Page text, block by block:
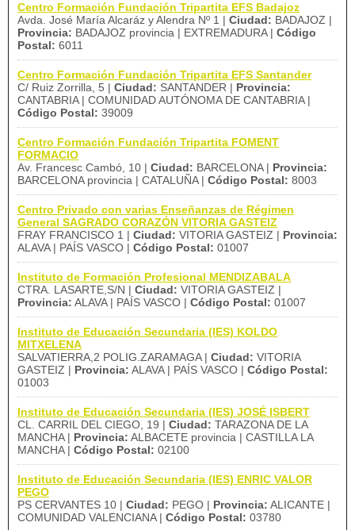
Centro Formación Fundación Tripartita EFS Badajoz
Avda. José María Alcaráz y Alendra Nº 1 | Ciudad: BADAJOZ |
Provincia: BADAJOZ provincia | EXTREMADURA | Código
Postal: 6011
Centro Formación Fundación Tripartita EFS Santander
C/ Ruiz Zorrilla, 5 | Ciudad: SANTANDER | Provincia:
CANTABRIA | COMUNIDAD AUTÓNOMA DE CANTABRIA |
Código Postal: 39009
Centro Formación Fundación Tripartita FOMENT
FORMACIO
Av. Francesc Cambó, 10 | Ciudad: BARCELONA | Provincia:
BARCELONA provincia | CATALUÑA | Código Postal: 8003
Centro Privado con varias Enseñanzas de Régimen
General SAGRADO CORAZÓN VITORIA GASTEIZ
FRAY FRANCISCO 1 | Ciudad: VITORIA GASTEIZ | Provincia:
ALAVA | PAÍS VASCO | Código Postal: 01007
Instituto de Formación Profesional MENDIZABALA
CTRA. LASARTE,S/N | Ciudad: VITORIA GASTEIZ |
Provincia: ALAVA | PAÍS VASCO | Código Postal: 01007
Instituto de Educación Secundaria (IES) KOLDO
MITXELENA
SALVATIERRA,2 POLIG.ZARAMAGA | Ciudad: VITORIA
GASTEIZ | Provincia: ALAVA | PAÍS VASCO | Código Postal:
01003
Instituto de Educación Secundaria (IES) JOSÉ ISBERT
CL. CARRIL DEL CIEGO, 19 | Ciudad: TARAZONA DE LA
MANCHA | Provincia: ALBACETE provincia | CASTILLA LA
MANCHA | Código Postal: 02100
Instituto de Educación Secundaria (IES) ENRIC VALOR
PEGO
PS CERVANTES 10 | Ciudad: PEGO | Provincia: ALICANTE |
COMUNIDAD VALENCIANA | Código Postal: 03780